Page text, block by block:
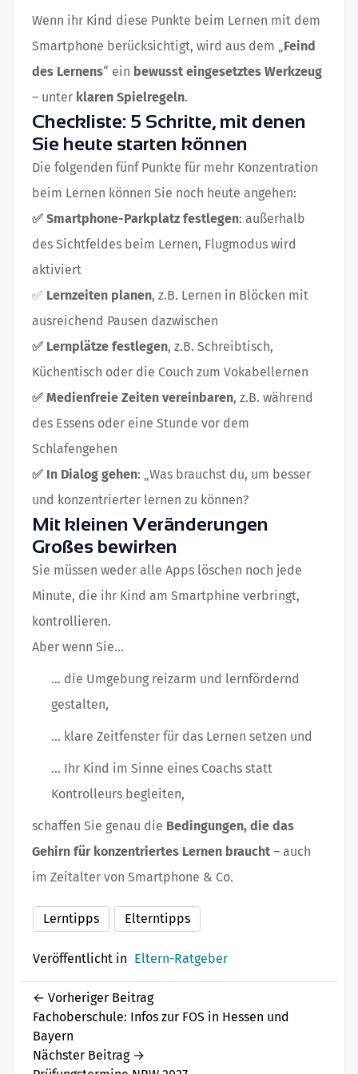
Wenn ihr Kind diese Punkte beim Lernen mit dem
Smartphone berücksichtigt, wird aus dem „Feind
des Lernens“ ein bewusst eingesetztes Werkzeug
– unter klaren Spielregeln.
Checkliste: 5 Schritte, mit denen
Sie heute starten können
Die folgenden fünf Punkte für mehr Konzentration
beim Lernen können Sie noch heute angehen:
✅ Smartphone-Parkplatz festlegen: außerhalb
des Sichtfeldes beim Lernen, Flugmodus wird
aktiviert
✅ Lernzeiten planen, z.B. Lernen in Blöcken mit
ausreichend Pausen dazwischen
✅ Lernplätze festlegen, z.B. Schreibtisch,
Küchentisch oder die Couch zum Vokabellernen
✅ Medienfreie Zeiten vereinbaren, z.B. während
des Essens oder eine Stunde vor dem
Schlafengehen
✅ In Dialog gehen: „Was brauchst du, um besser
und konzentrierter lernen zu können?
Mit kleinen Veränderungen
Großes bewirken
Sie müssen weder alle Apps löschen noch jede
Minute, die ihr Kind am Smartphine verbringt,
kontrollieren.
Aber wenn Sie...
... die Umgebung reizarm und lernfördernd
gestalten,
... klare Zeitfenster für das Lernen setzen und
... Ihr Kind im Sinne eines Coachs statt
Kontrolleurs begleiten,
schaffen Sie genau die Bedingungen, die das
Gehirn für konzentriertes Lernen braucht – auch
im Zeitalter von Smartphone & Co.
Lerntipps Elterntipps
Veröffentlicht in Eltern-Ratgeber
← Vorheriger Beitrag
Fachoberschule: Infos zur FOS in Hessen und
Bayern
Nächster Beitrag →